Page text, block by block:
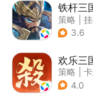
铁杆三
策略
| 中国风
3.6
欢乐三
策略
| 三国杀
4.0